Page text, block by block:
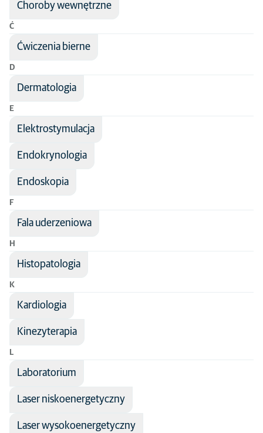
Choroby wewnętrzne
Ć
Ćwiczenia bierne
D
Dermatologia
E
Elektrostymulacja
Endokrynologia
Endoskopia
F
Fala uderzeniowa
H
Histopatologia
K
Kardiologia
Kinezyterapia
L
Laboratorium
Laser niskoenergetyczny
Laser wysokoenergetyczny